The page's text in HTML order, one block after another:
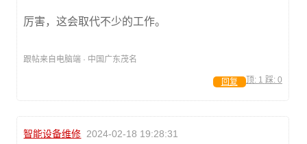
厉害，这会取代不少的工作。
跟帖来自电脑端 · 中国广东茂名
顶: 1 踩: 0
回复
智能设备维修 2024-02-18 19:28:31